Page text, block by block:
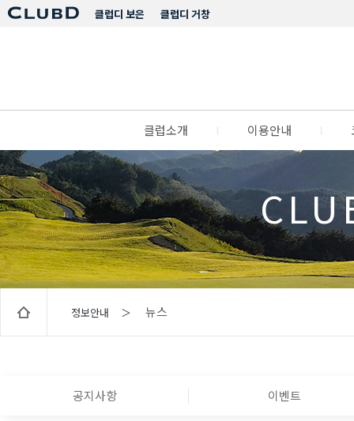
클럽디 거창
클럽디 보은
클럽소개 이용안내
정보안내 ＞ 뉴스
공지사항 이벤트